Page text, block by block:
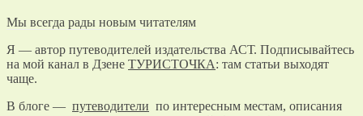
Мы всегда рады новым читателям
Я — автор путеводителей издательства АСТ. Подписывайтесь
на мой канал в Дзене ТУРИСТОЧКА: там статьи выходят
чаще.
В блоге — путеводители по интересным местам, описания